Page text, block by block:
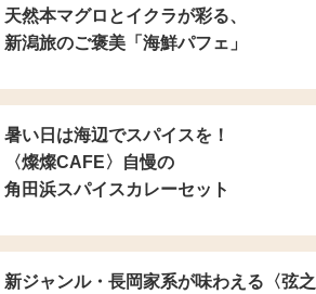
天然本マグロとイクラが彩る、
新潟旅のご褒美「海鮮パフェ」
暑い日は海辺でスパイスを！
〈燦燦CAFE〉自慢の
角田浜スパイスカレーセット
新ジャンル・長岡家系が味わえる〈弦之